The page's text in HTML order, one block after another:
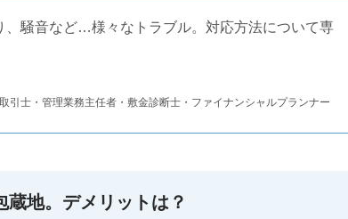
、騒音など…様々なトラブル。対応方法について専
引士・管理業務主任者・敷金診断士・ファイナンシャルプランナー
地。デメリットは？